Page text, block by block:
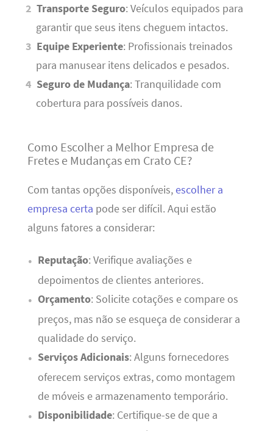
Transporte Seguro: Veículos equipados para
garantir que seus itens cheguem intactos.
Equipe Experiente: Profissionais treinados
para manusear itens delicados e pesados.
Seguro de Mudança: Tranquilidade com
cobertura para possíveis danos.
Como Escolher a Melhor Empresa de
Fretes e Mudanças em Crato CE?
Com tantas opções disponíveis,escolher a
empresa certa pode ser difícil. Aqui estão
alguns fatores a considerar:
Reputação: Verifique avaliações e
depoimentos de clientes anteriores.
Orçamento: Solicite cotações e compare os
preços, mas não se esqueça de considerar a
qualidade do serviço.
Serviços Adicionais: Alguns fornecedores
oferecem serviços extras, como montagem
de móveis e armazenamento temporário.
Disponibilidade: Certifique-se de que a